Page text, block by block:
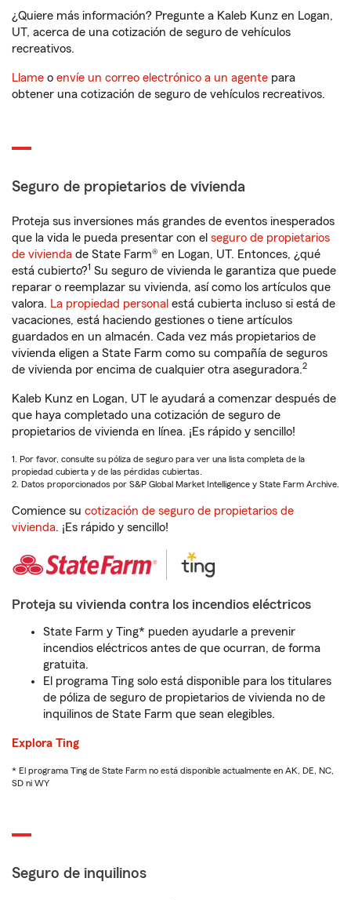
¿Quiere más información? Pregunte a Kaleb Kunz en Logan,
UT, acerca de una cotización de seguro de vehículos
recreativos.
Llame o envíe un correo electrónico a un agente para
obtener una cotización de seguro de vehículos recreativos.
Seguro de propietarios de vivienda
Proteja sus inversiones más grandes de eventos inesperados
que la vida le pueda presentar con el seguro de propietarios
de vivienda de State Farm® en Logan, UT. Entonces, ¿qué
está cubierto?1 Su seguro de vivienda le garantiza que puede
reparar o reemplazar su vivienda, así como los artículos que
valora. La propiedad personal está cubierta incluso si está de
vacaciones, está haciendo gestiones o tiene artículos
guardados en un almacén. Cada vez más propietarios de
vivienda eligen a State Farm como su compañía de seguros
de vivienda por encima de cualquier otra aseguradora.2
Kaleb Kunz en Logan, UT le ayudará a comenzar después de
que haya completado una cotización de seguro de
propietarios de vivienda en línea. ¡Es rápido y sencillo!
1. Por favor, consulte su póliza de seguro para ver una lista completa de la
propiedad cubierta y de las pérdidas cubiertas.
2. Datos proporcionados por S&P Global Market Intelligence y State Farm Archive.
Comience su cotización de seguro de propietarios de
vivienda. ¡Es rápido y sencillo!
Proteja su vivienda contra los incendios eléctricos
State Farm y Ting* pueden ayudarle a prevenir
incendios eléctricos antes de que ocurran, de forma
gratuita.
El programa Ting solo está disponible para los titulares
de póliza de seguro de propietarios de vivienda no de
inquilinos de State Farm que sean elegibles.
Explora Ting
* El programa Ting de State Farm no está disponible actualmente en AK, DE, NC,
SD ni WY
Seguro de inquilinos